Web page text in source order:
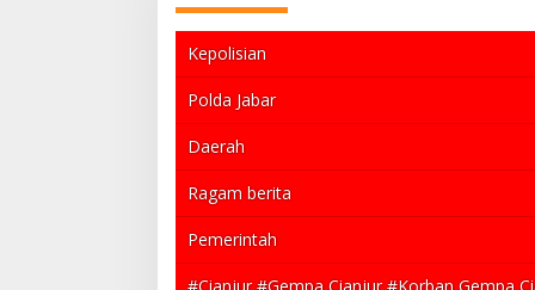
Kepolisian
Polda Jabar
Daerah
Ragam berita
Pemerintah